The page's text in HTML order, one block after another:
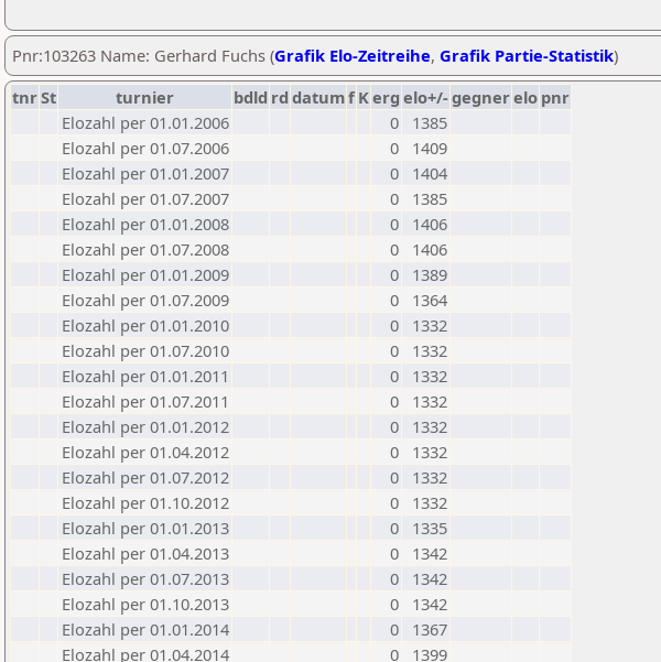
Pnr:103263 Name: Gerhard Fuchs (Grafik Elo-Zeitreihe, Grafik Partie-Statistik)
tnrSt turnier bdld rd datumf Kerg elo+/-gegnerelo pnr
Elozahl per 01.01.2006
0
1385
Elozahl per 01.07.2006
0
1409
Elozahl per 01.01.2007
0
1404
Elozahl per 01.07.2007
0
1385
Elozahl per 01.01.2008
0
1406
Elozahl per 01.07.2008
0
1406
Elozahl per 01.01.2009
0
1389
Elozahl per 01.07.2009
0
1364
Elozahl per 01.01.2010
0
1332
Elozahl per 01.07.2010
0
1332
Elozahl per 01.01.2011
0
1332
Elozahl per 01.07.2011
0
1332
Elozahl per 01.01.2012
0
1332
Elozahl per 01.04.2012
0
1332
Elozahl per 01.07.2012
0
1332
Elozahl per 01.10.2012
0
1332
Elozahl per 01.01.2013
0
1335
Elozahl per 01.04.2013
0
1342
Elozahl per 01.07.2013
0
1342
Elozahl per 01.10.2013
0
1342
Elozahl per 01.01.2014
0
1367
Elozahl per 01.04.2014
0
1399